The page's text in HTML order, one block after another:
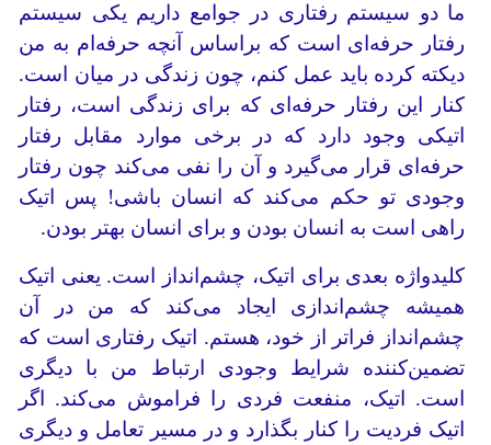
ما دو سیستم رفتاری در جوامع داریم یکی سیستم
رفتار حرفه‌ای است که براساس آنچه حرفه‌ام به من
دیکته کرده باید عمل کنم، چون زندگی در میان است.
کنار این رفتار حرفه‌ای که برای زندگی‌ است، رفتار
اتیکی وجود دارد که در برخی موارد مقابل رفتار
حرفه‌ای قرار می‌گیرد و آن را نفی می‌کند چون رفتار
وجودی تو حکم می‌کند که انسان باشی! پس اتیک
راهی است به انسان بودن و برای انسان بهتر بودن.
کلیدواژه بعدی برای اتیک، چشم‌انداز است. یعنی اتیک
همیشه چشم‌اندازی ایجاد می‌کند که من در آن
چشم‌انداز فراتر از خود، هستم. اتیک رفتاری است که
تضمین‌کننده شرایط وجودی ارتباط من با دیگری
است. اتیک، منفعت فردی را فراموش می‌کند. اگر
اتیک فردیت را کنار بگذارد و در مسیر تعامل و دیگری